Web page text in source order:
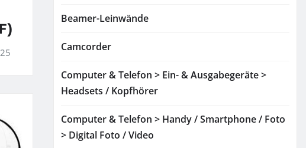
Beamer-Leinwände
Camcorder
Computer & Telefon > Ein- & Ausgabegeräte >
Headsets / Kopfhörer
Computer & Telefon > Handy / Smartphone / Foto
> Digital Foto / Video